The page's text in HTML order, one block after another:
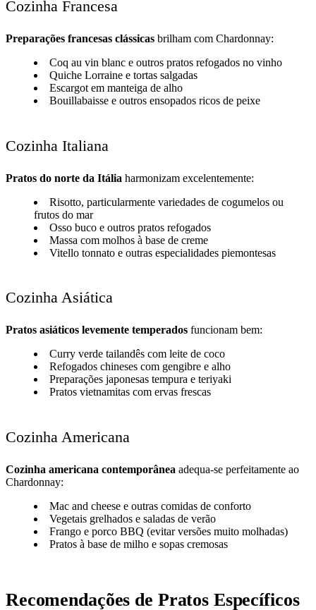
Cozinha Francesa
Preparações francesas clássicas brilham com Chardonnay:
Coq au vin blanc e outros pratos refogados no vinho
Quiche Lorraine e tortas salgadas
Escargot em manteiga de alho
Bouillabaisse e outros ensopados ricos de peixe
Cozinha Italiana
Pratos do norte da Itália harmonizam excelentemente:
Risotto, particularmente variedades de cogumelos ou
frutos do mar
Osso buco e outros pratos refogados
Massa com molhos à base de creme
Vitello tonnato e outras especialidades piemontesas
Cozinha Asiática
Pratos asiáticos levemente temperados funcionam bem:
Curry verde tailandês com leite de coco
Refogados chineses com gengibre e alho
Preparações japonesas tempura e teriyaki
Pratos vietnamitas com ervas frescas
Cozinha Americana
Cozinha americana contemporânea adequa-se perfeitamente ao
Chardonnay:
Mac and cheese e outras comidas de conforto
Vegetais grelhados e saladas de verão
Frango e porco BBQ (evitar versões muito molhadas)
Pratos à base de milho e sopas cremosas
Recomendações de Pratos Específicos